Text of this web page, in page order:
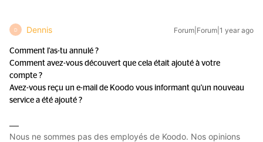
D Dennis Forum|Forum|1 year ago
Comment l'as-tu annulé ?
Comment avez-vous découvert que cela était ajouté à votre
compte ?
Avez-vous reçu un e-mail de Koodo vous informant qu'un nouveau
service a été ajouté ?
Nous ne sommes pas des employés de Koodo. Nos opinions